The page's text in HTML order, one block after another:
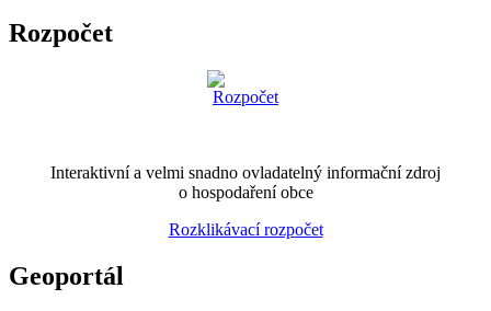
Rozpočet
Interaktivní a velmi snadno ovladatelný informační zdroj
o hospodaření obce
Rozklikávací rozpočet
Geoportál